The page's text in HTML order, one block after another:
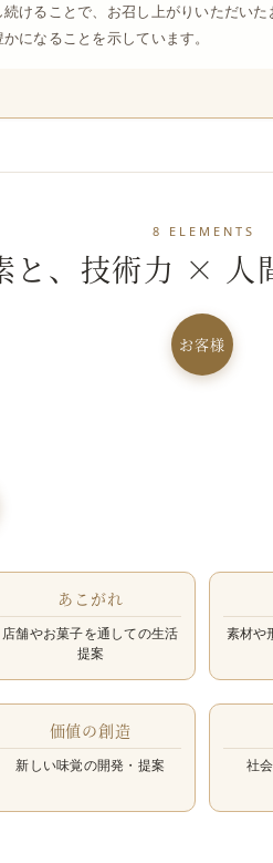
けることで、お召し上がりいただい
になることを示しています。
8 ELEMENTS
と、技術力 × 人
お客様
あこがれ
店舗やお菓子を通しての生活
提案
素材や
価値の創造
新しい味覚の開発・提案 社